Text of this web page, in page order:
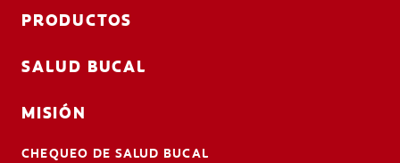
PRODUCTOS
SALUD BUCAL
MISIÓN
CHEQUEO DE SALUD BUCAL